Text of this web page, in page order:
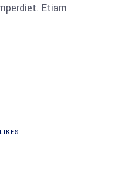
Etiam
LIKES